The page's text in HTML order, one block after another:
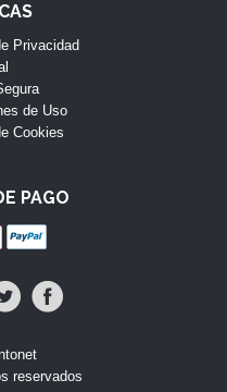
Privacidad
de Uso
Cookies
PAGO
reservados